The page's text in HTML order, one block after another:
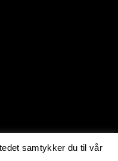
samtykker du til vår